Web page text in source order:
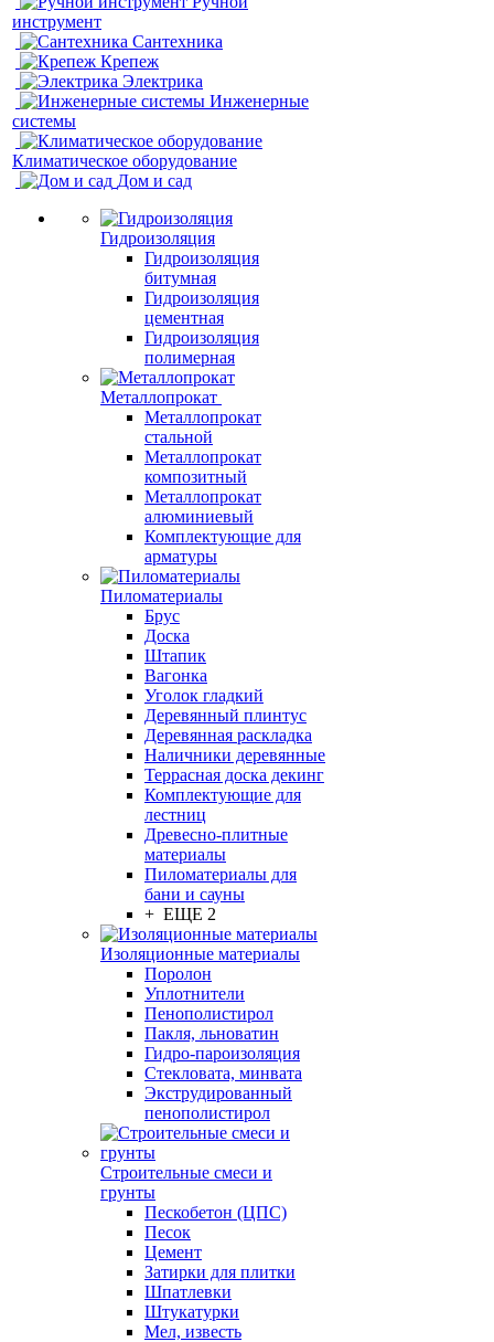
инструмент
Сантехника
Крепеж
Электрика
Инженерные
системы
Климатическое оборудование
Дом и сад
Гидроизоляция
Гидроизоляция
битумная
Гидроизоляция
цементная
Гидроизоляция
полимерная
Металлопрокат
Металлопрокат
стальной
Металлопрокат
композитный
Металлопрокат
алюминиевый
Комплектующие для
арматуры
Пиломатериалы
Брус
Доска
Штапик
Вагонка
Уголок гладкий
Деревянный плинтус
Деревянная раскладка
Наличники деревянные
Террасная доска декинг
Комплектующие для
лестниц
Древесно-плитные
материалы
Пиломатериалы для
бани и сауны
+ ЕЩЕ 2
Изоляционные материалы
Поролон
Уплотнители
Пенополистирол
Пакля, льноватин
Гидро-пароизоляция
Стекловата, минвата
Экструдированный
пенополистирол
Строительные смеси и
грунты
Пескобетон (ЦПС)
Песок
Цемент
Затирки для плитки
Шпатлевки
Штукатурки
Мел, известь